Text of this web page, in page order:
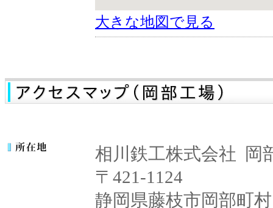
大きな地図で見る
相川鉄工株式会社 岡
〒421-1124
静岡県藤枝市岡部町